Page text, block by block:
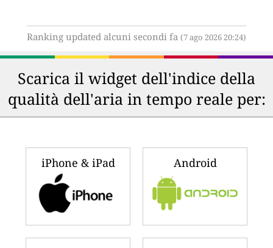
Ranking updated alcuni secondi fa (7 ago 2026 20:24)
Scarica il widget dell'indice della
qualità dell'aria in tempo reale per:
iPhone & iPad Android